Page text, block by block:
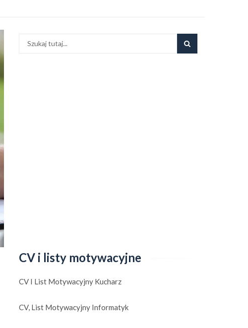
CV i listy motywacyjne
CV I List Motywacyjny Kucharz
CV, List Motywacyjny Informatyk